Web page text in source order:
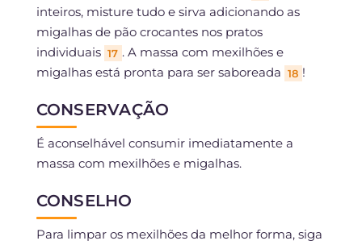
inteiros, misture tudo e sirva adicionando as
migalhas de pão crocantes nos pratos
individuais 17 . A massa com mexilhões e
migalhas está pronta para ser saboreada 18 !
CONSERVAÇÃO
É aconselhável consumir imediatamente a
massa com mexilhões e migalhas.
CONSELHO
Para limpar os mexilhões da melhor forma, siga